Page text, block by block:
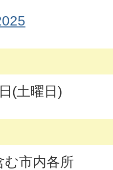
(土曜日)
む市内各所